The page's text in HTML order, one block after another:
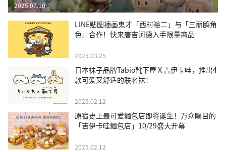
2025.07.10
LINE贴图插画鬼才「西村裕二」与「三丽鸥角
色」合作！快来唐吉诃德入手限量商品
2025.03.25
日本袜子品牌Tabio靴下屋Ｘ吉伊卡哇，推出4
款可爱又舒适的联名袜！
2025.02.12
原宿史上最可爱麵包店即将诞生！万众瞩目的
「吉伊卡哇麵包店」10/29盛大开幕
2025.02.12